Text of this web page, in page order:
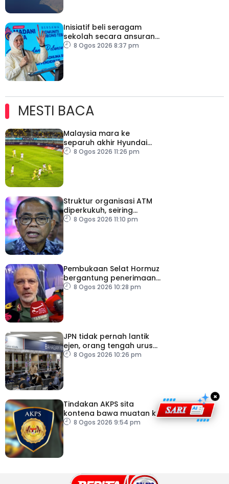
Inisiatif beli seragam
sekolah secara ansuran
ringankan beban ibu
8 Ogos 2026 8:37 pm
MESTI BACA
Malaysia mara ke
separuh akhir Hyundai
ASEAN Cup
8 Ogos 2026 11:26 pm
Struktur organisasi ATM
diperkukuh, seiring
pemodenan aset
8 Ogos 2026 11:10 pm
Pembukaan Selat Hormuz
bergantung penerimaan
AS – IRGC
8 Ogos 2026 10:28 pm
JPN tidak pernah lantik
ejen, orang tengah urus
dokumentasi
8 Ogos 2026 10:26 pm
Tindakan AKPS sita
kontena bawa muatan ke
Israel bukti ketegasan
8 Ogos 2026 9:54 pm
×